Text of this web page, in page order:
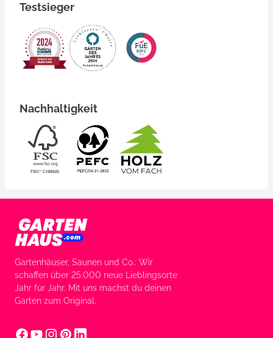
Testsieger
Nachhaltigkeit
Gartenhäuser, Saunen und Co.: Wir
schaffen über 25.000 neue Lieblingsorte
Jahr für Jahr. Mit uns machst du deinen
Garten zum Original.